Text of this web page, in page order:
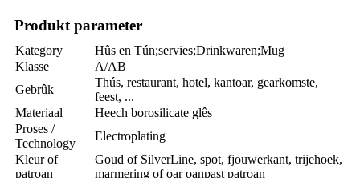
Produkt parameter
Kategory
Hûs en Tún;servies;Drinkwaren;Mug
Klasse
A/AB
Gebrûk
Thús, restaurant, hotel, kantoar, gearkomste,
feest, ...
Materiaal
Heech borosilicate glês
Proses /
Technology
Electroplating
Kleur of
patroan
Goud of SilverLine, spot, fjouwerkant, trijehoek,
marmering of oar oanpast patroan